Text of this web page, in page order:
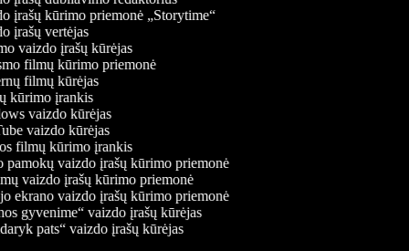
įrašų kūrimo priemonė „Storytime“
įrašų vertėjas
vaizdo įrašų kūrėjas
filmų kūrimo priemonė
filmų kūrėjas
kūrimo įrankis
vaizdo kūrėjas
vaizdo kūrėjas
filmų kūrimo įrankis
vaizdo įrašų kūrimo priemonė
vaizdo įrašų kūrimo priemonė
ekrano vaizdo įrašų kūrimo priemonė
gyvenime“ vaizdo įrašų kūrėjas
pats“ vaizdo įrašų kūrėjas